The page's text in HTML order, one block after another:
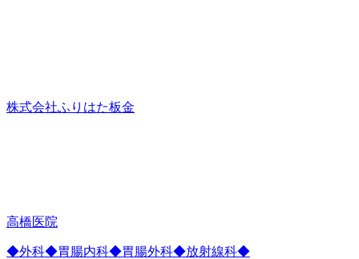
株式会社ふりはた板金
高橋医院
◆外科◆胃腸内科◆胃腸外科◆放射線科◆